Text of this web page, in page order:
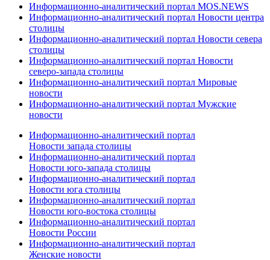
Информационно-аналитический портал MOS.NEWS
Информационно-аналитический портал Новости центра
столицы
Информационно-аналитический портал Новости севера
столицы
Информационно-аналитический портал Новости
северо-запада столицы
Информационно-аналитический портал Мировые
новости
Информационно-аналитический портал Мужские
новости
Информационно-аналитический портал
Новости запада столицы
Информационно-аналитический портал
Новости юго-запада столицы
Информационно-аналитический портал
Новости юга столицы
Информационно-аналитический портал
Новости юго-востока столицы
Информационно-аналитический портал
Новости России
Информационно-аналитический портал
Женские новости